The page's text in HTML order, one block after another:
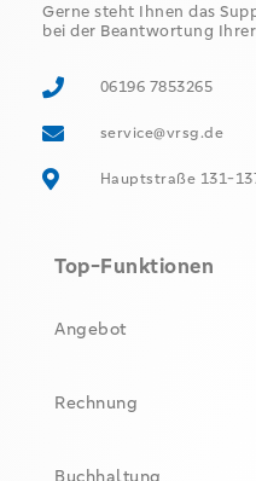
Gerne steht Ihnen das
bei der Beantwortung
06196 7853265
service@vrsg.de
Hauptstraße 131-
Top-Funktionen
Angebot
Rechnung
Buchhaltung